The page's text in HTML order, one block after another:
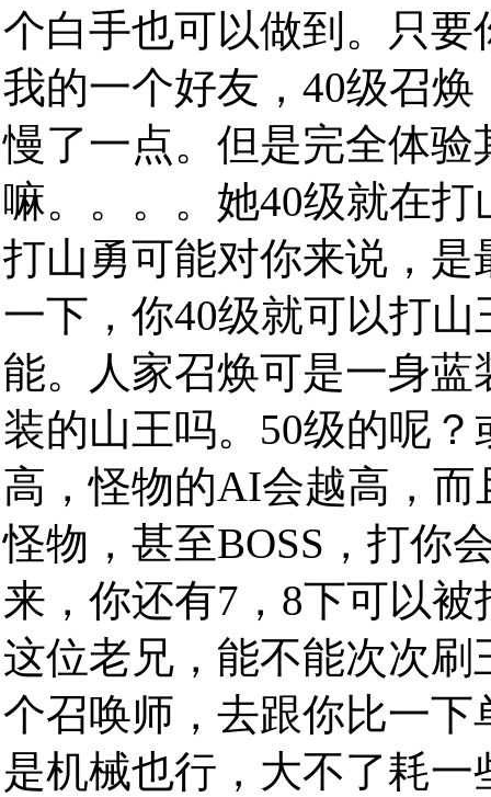
个白手也可以做到。只
我的一个好友，40级召
慢了一点。但是完全体
嘛。。。。她40级就在
打山勇可能对你来说，
一下，你40级就可以打
能。人家召焕可是一身
装的山王吗。50级的呢
高，怪物的AI会越高，
怪物，甚至BOSS，打你
来，你还有7，8下可以
这位老兄，能不能次次
个召唤师，去跟你比一
是机械也行，大不了耗